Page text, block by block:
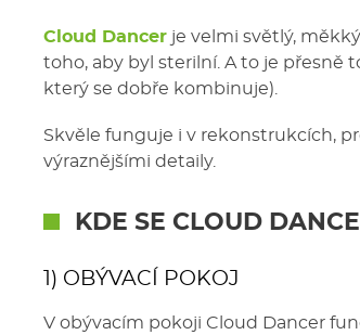
Cloud Dancer je velmi světlý,
toho, aby byl sterilní. A to je přesně
který se dobře kombinuje).
Skvěle funguje i v rekonstrukcích,
výraznějšími detaily.
KDE SE CLOUD
1) OBÝVACÍ POKOJ
V obývacím pokoji Cloud Dancer